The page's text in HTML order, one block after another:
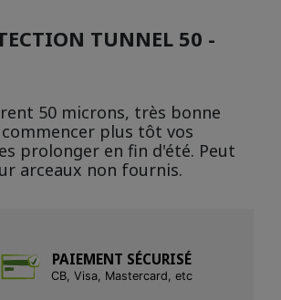
TUNNEL 50 -
50 microns, très bonne
plus tôt vos
prolonger en fin d'été. Peut
arceaux non fournis.
PAIEMENT SÉCURISÉ
CB, Visa, Mastercard, etc